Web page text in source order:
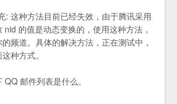
: 这种方法目前已经失效，由于腾讯采用
nid 的值是动态变换的，使用这种方法，
频道。具体的解决方法，正在测试中，
种方式。
邮件列表是什么。